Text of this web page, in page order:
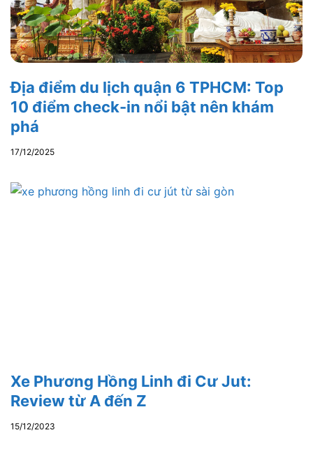
Địa điểm du lịch quận 6 TPHCM: Top
10 điểm check-in nổi bật nên khám
phá
17/12/2025
Xe Phương Hồng Linh đi Cư Jut:
Review từ A đến Z
15/12/2023